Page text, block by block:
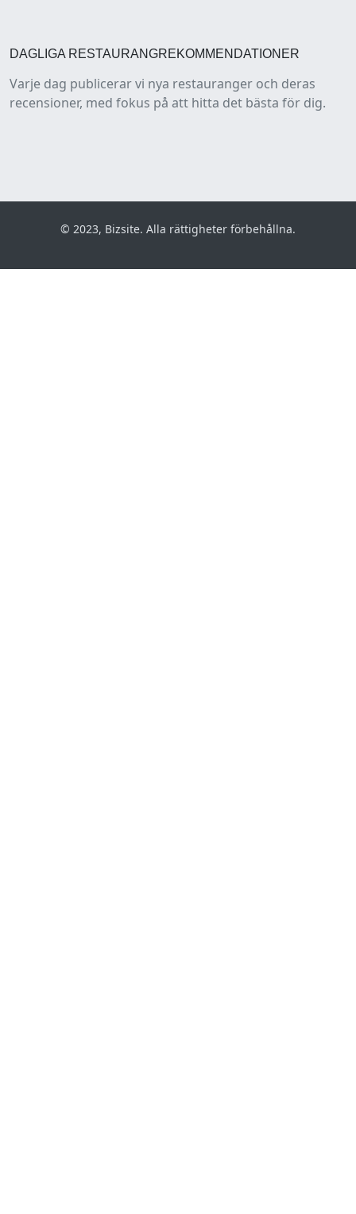
DAGLIGA RESTAURANGREKOMMENDATIONER
Varje dag publicerar vi nya restauranger och deras
recensioner, med fokus på att hitta det bästa för dig.
© 2023, Bizsite. Alla rättigheter förbehållna.